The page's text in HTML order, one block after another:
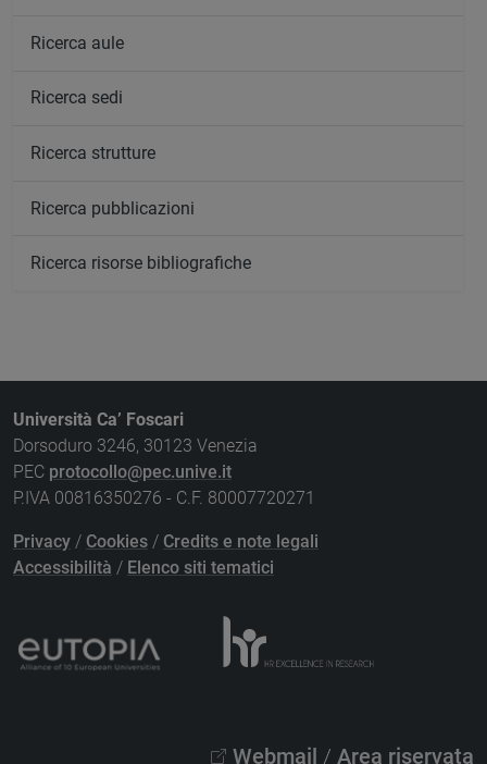
Ricerca aule
Ricerca sedi
Ricerca strutture
Ricerca pubblicazioni
Ricerca risorse bibliografiche
Università Ca’ Foscari
Dorsoduro 3246, 30123 Venezia
PEC protocollo@pec.unive.it
P.IVA 00816350276 - C.F. 80007720271
Privacy / Cookies / Credits e note legali
Accessibilità / Elenco siti tematici
Webmail / Area riservata